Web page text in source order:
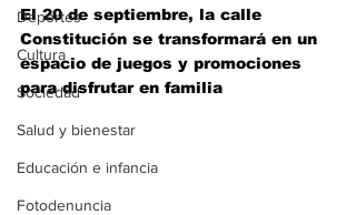
Deportes
Cultura
Sociedad
Salud y bienestar
Educación e infancia
Fotodenuncia
El 20 de septiembre, la calle
Constitución se transformará en un
espacio de juegos y promociones
para disfrutar en familia